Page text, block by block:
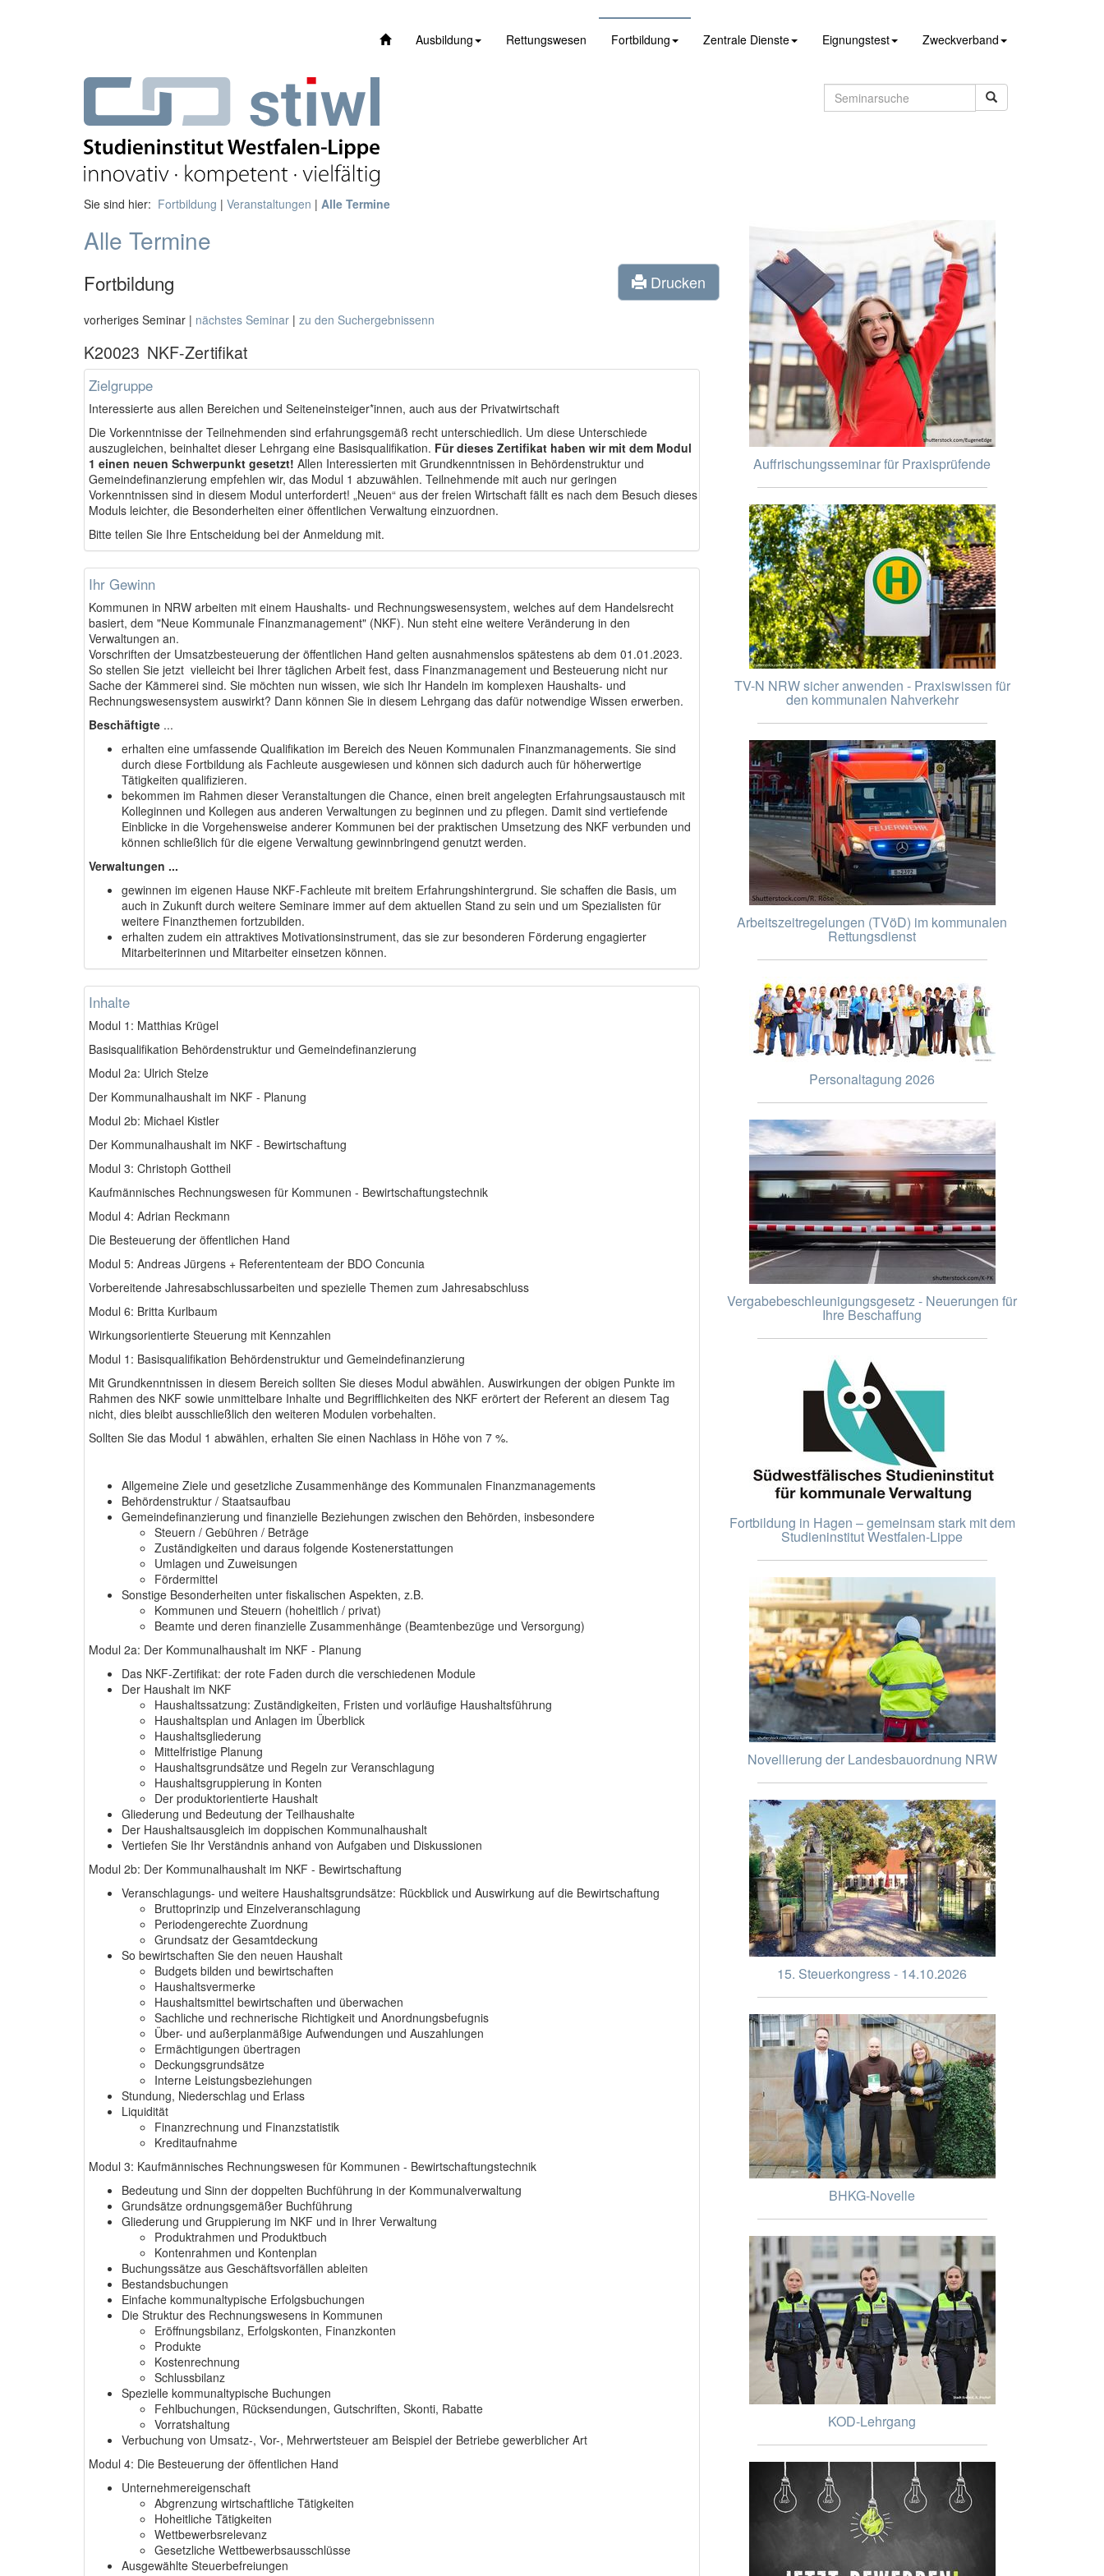
Ausbildung Rettungswesen Fortbildung Zentrale Dienste Eignungstest Zweckverband
Sie sind hier: Fortbildung | Veranstaltungen | Alle Termine
Alle Termine
Fortbildung Drucken
vorheriges Seminar | nächstes Seminar | zu den Suchergebnissenn
K20023 NKF-Zertifikat
Zielgruppe
Interessierte aus allen Bereichen und Seiteneinsteiger*innen, auch aus der Privatwirtschaft
Die Vorkenntnisse der Teilnehmenden sind erfahrungsgemäß recht unterschiedlich. Um diese Unterschiede
auszugleichen, beinhaltet dieser Lehrgang eine Basisqualifikation. Für dieses Zertifikat haben wir mit dem Modul
1 einen neuen Schwerpunkt gesetzt! Allen Interessierten mit Grundkenntnissen in Behördenstruktur und
Gemeindefinanzierung empfehlen wir, das Modul 1 abzuwählen. Teilnehmende mit auch nur geringen
Vorkenntnissen sind in diesem Modul unterfordert! „Neuen“ aus der freien Wirtschaft fällt es nach dem Besuch dieses
Moduls leichter, die Besonderheiten einer öffentlichen Verwaltung einzuordnen.
Bitte teilen Sie Ihre Entscheidung bei der Anmeldung mit.
Ihr Gewinn
Kommunen in NRW arbeiten mit einem Haushalts- und Rechnungswesensystem, welches auf dem Handelsrecht
basiert, dem "Neue Kommunale Finanzmanagement" (NKF). Nun steht eine weitere Veränderung in den
Verwaltungen an.
Vorschriften der Umsatzbesteuerung der öffentlichen Hand gelten ausnahmenslos spätestens ab dem 01.01.2023.
So stellen Sie jetzt vielleicht bei Ihrer täglichen Arbeit fest, dass Finanzmanagement und Besteuerung nicht nur
Sache der Kämmerei sind. Sie möchten nun wissen, wie sich Ihr Handeln im komplexen Haushalts- und
Rechnungswesensystem auswirkt? Dann können Sie in diesem Lehrgang das dafür notwendige Wissen erwerben.
Beschäftigte ...
erhalten eine umfassende Qualifikation im Bereich des Neuen Kommunalen Finanzmanagements. Sie sind
durch diese Fortbildung als Fachleute ausgewiesen und können sich dadurch auch für höherwertige
Tätigkeiten qualifizieren.
bekommen im Rahmen dieser Veranstaltungen die Chance, einen breit angelegten Erfahrungsaustausch mit
Kolleginnen und Kollegen aus anderen Verwaltungen zu beginnen und zu pflegen. Damit sind vertiefende
Einblicke in die Vorgehensweise anderer Kommunen bei der praktischen Umsetzung des NKF verbunden und
können schließlich für die eigene Verwaltung gewinnbringend genutzt werden.
Verwaltungen ...
gewinnen im eigenen Hause NKF-Fachleute mit breitem Erfahrungshintergrund. Sie schaffen die Basis, um
auch in Zukunft durch weitere Seminare immer auf dem aktuellen Stand zu sein und um Spezialisten für
weitere Finanzthemen fortzubilden.
erhalten zudem ein attraktives Motivationsinstrument, das sie zur besonderen Förderung engagierter
Mitarbeiterinnen und Mitarbeiter einsetzen können.
Inhalte
Modul 1: Matthias Krügel
Basisqualifikation Behördenstruktur und Gemeindefinanzierung
Modul 2a: Ulrich Stelze
Der Kommunalhaushalt im NKF - Planung
Modul 2b: Michael Kistler
Der Kommunalhaushalt im NKF - Bewirtschaftung
Modul 3: Christoph Gottheil
Kaufmännisches Rechnungswesen für Kommunen - Bewirtschaftungstechnik
Modul 4: Adrian Reckmann
Die Besteuerung der öffentlichen Hand
Modul 5: Andreas Jürgens + Referententeam der BDO Concunia
Vorbereitende Jahresabschlussarbeiten und spezielle Themen zum Jahresabschluss
Modul 6: Britta Kurlbaum
Wirkungsorientierte Steuerung mit Kennzahlen
Modul 1: Basisqualifikation Behördenstruktur und Gemeindefinanzierung
Mit Grundkenntnissen in diesem Bereich sollten Sie dieses Modul abwählen. Auswirkungen der obigen Punkte im
Rahmen des NKF sowie unmittelbare Inhalte und Begrifflichkeiten des NKF erörtert der Referent an diesem Tag
nicht, dies bleibt ausschließlich den weiteren Modulen vorbehalten.
Sollten Sie das Modul 1 abwählen, erhalten Sie einen Nachlass in Höhe von 7 %.
Allgemeine Ziele und gesetzliche Zusammenhänge des Kommunalen Finanzmanagements
Behördenstruktur / Staatsaufbau
Gemeindefinanzierung und finanzielle Beziehungen zwischen den Behörden, insbesondere
Steuern / Gebühren / Beträge
Zuständigkeiten und daraus folgende Kostenerstattungen
Umlagen und Zuweisungen
Fördermittel
Sonstige Besonderheiten unter fiskalischen Aspekten, z.B.
Kommunen und Steuern (hoheitlich / privat)
Beamte und deren finanzielle Zusammenhänge (Beamtenbezüge und Versorgung)
Modul 2a: Der Kommunalhaushalt im NKF - Planung
Das NKF-Zertifikat: der rote Faden durch die verschiedenen Module
Der Haushalt im NKF
Haushaltssatzung: Zuständigkeiten, Fristen und vorläufige Haushaltsführung
Haushaltsplan und Anlagen im Überblick
Haushaltsgliederung
Mittelfristige Planung
Haushaltsgrundsätze und Regeln zur Veranschlagung
Haushaltsgruppierung in Konten
Der produktorientierte Haushalt
Gliederung und Bedeutung der Teilhaushalte
Der Haushaltsausgleich im doppischen Kommunalhaushalt
Vertiefen Sie Ihr Verständnis anhand von Aufgaben und Diskussionen
Modul 2b: Der Kommunalhaushalt im NKF - Bewirtschaftung
Veranschlagungs- und weitere Haushaltsgrundsätze: Rückblick und Auswirkung auf die Bewirtschaftung
Bruttoprinzip und Einzelveranschlagung
Periodengerechte Zuordnung
Grundsatz der Gesamtdeckung
So bewirtschaften Sie den neuen Haushalt
Budgets bilden und bewirtschaften
Haushaltsvermerke
Haushaltsmittel bewirtschaften und überwachen
Sachliche und rechnerische Richtigkeit und Anordnungsbefugnis
Über- und außerplanmäßige Aufwendungen und Auszahlungen
Ermächtigungen übertragen
Deckungsgrundsätze
Interne Leistungsbeziehungen
Stundung, Niederschlag und Erlass
Liquidität
Finanzrechnung und Finanzstatistik
Kreditaufnahme
Modul 3: Kaufmännisches Rechnungswesen für Kommunen - Bewirtschaftungstechnik
Bedeutung und Sinn der doppelten Buchführung in der Kommunalverwaltung
Grundsätze ordnungsgemäßer Buchführung
Gliederung und Gruppierung im NKF und in Ihrer Verwaltung
Produktrahmen und Produktbuch
Kontenrahmen und Kontenplan
Buchungssätze aus Geschäftsvorfällen ableiten
Bestandsbuchungen
Einfache kommunaltypische Erfolgsbuchungen
Die Struktur des Rechnungswesens in Kommunen
Eröffnungsbilanz, Erfolgskonten, Finanzkonten
Produkte
Kostenrechnung
Schlussbilanz
Spezielle kommunaltypische Buchungen
Fehlbuchungen, Rücksendungen, Gutschriften, Skonti, Rabatte
Vorratshaltung
Verbuchung von Umsatz-, Vor-, Mehrwertsteuer am Beispiel der Betriebe gewerblicher Art
Modul 4: Die Besteuerung der öffentlichen Hand
Unternehmereigenschaft
Abgrenzung wirtschaftliche Tätigkeiten
Hoheitliche Tätigkeiten
Wettbewerbsrelevanz
Gesetzliche Wettbewerbsausschlüsse
Ausgewählte Steuerbefreiungen
Auffrischungsseminar für Praxisprüfende
TV-N NRW sicher anwenden - Praxiswissen für
den kommunalen Nahverkehr
Arbeitszeitregelungen (TVöD) im kommunalen
Rettungsdienst
Personaltagung 2026
Vergabebeschleunigungsgesetz - Neuerungen für
Ihre Beschaffung
Fortbildung in Hagen – gemeinsam stark mit dem
Studieninstitut Westfalen-Lippe
Novellierung der Landesbauordnung NRW
15. Steuerkongress - 14.10.2026
BHKG-Novelle
KOD-Lehrgang